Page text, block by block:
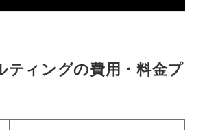
ティングの費用・料金プ